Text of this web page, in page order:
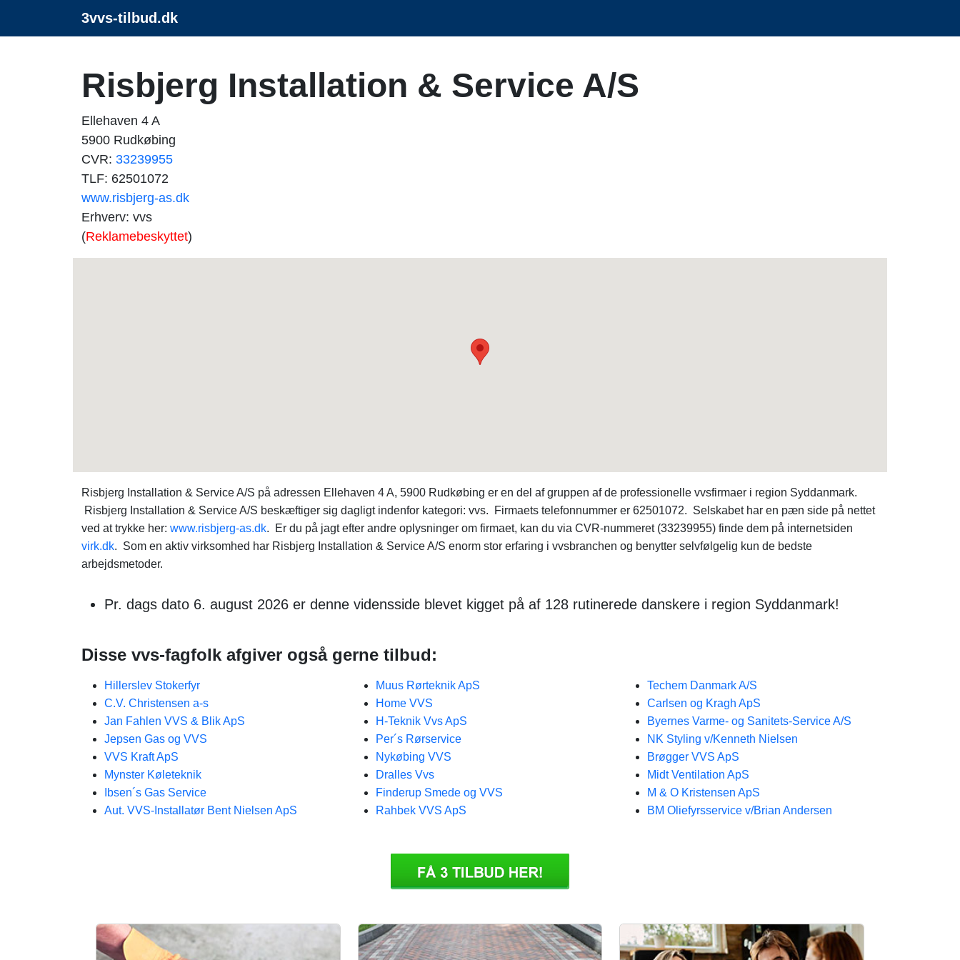
3vvs-tilbud.dk
Risbjerg Installation & Service A/S
Ellehaven 4 A
5900 Rudkøbing
CVR: 33239955
TLF: 62501072
www.risbjerg-as.dk
Erhverv: vvs
(Reklamebeskyttet)
Risbjerg Installation & Service A/S på adressen Ellehaven 4 A, 5900 Rudkøbing er en del af gruppen af de professionelle vvsfirmaer i region Syddanmark.
Risbjerg Installation & Service A/S beskæftiger sig dagligt indenfor kategori: vvs. Firmaets telefonnummer er 62501072. Selskabet har en pæn side på nettet
ved at trykke her: www.risbjerg-as.dk. Er du på jagt efter andre oplysninger om firmaet, kan du via CVR-nummeret (33239955) finde dem på internetsiden
virk.dk. Som en aktiv virksomhed har Risbjerg Installation & Service A/S enorm stor erfaring i vvsbranchen og benytter selvfølgelig kun de bedste
arbejdsmetoder.
Pr. dags dato 6. august 2026 er denne vidensside blevet kigget på af 128 rutinerede danskere i region Syddanmark!
Disse vvs-fagfolk afgiver også gerne tilbud:
Hillerslev Stokerfyr
C.V. Christensen a-s
Jan Fahlen VVS & Blik ApS
Jepsen Gas og VVS
VVS Kraft ApS
Mynster Køleteknik
Ibsen´s Gas Service
Aut. VVS-Installatør Bent Nielsen ApS
Muus Rørteknik ApS
Home VVS
H-Teknik Vvs ApS
Per´s Rørservice
Nykøbing VVS
Dralles Vvs
Finderup Smede og VVS
Rahbek VVS ApS
Techem Danmark A/S
Carlsen og Kragh ApS
Byernes Varme- og Sanitets-Service A/S
NK Styling v/Kenneth Nielsen
Brøgger VVS ApS
Midt Ventilation ApS
M & O Kristensen ApS
BM Oliefyrsservice v/Brian Andersen